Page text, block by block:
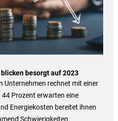
besorgt auf 2023
Unternehmen rechnet mit einer
Prozent erwarten eine
Energiekosten bereitet ihnen
Schwierigkeiten.